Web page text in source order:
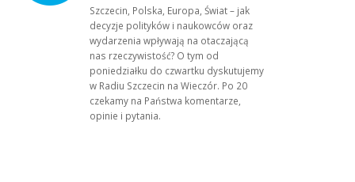
Szczecin, Polska, Europa, Świat – jak
decyzje polityków i naukowców oraz
wydarzenia wpływają na otaczającą
nas rzeczywistość? O tym od
poniedziałku do czwartku dyskutujemy
w Radiu Szczecin na Wieczór. Po 20
czekamy na Państwa komentarze,
opinie i pytania.